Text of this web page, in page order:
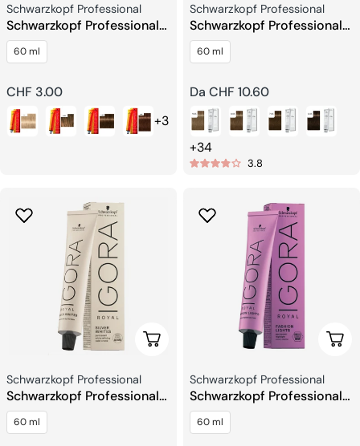
Venditore:
Schwarzkopf Professional
Schwarzkopf Professional
IGORA VIBRANCE Senza
Ammoniaca
60 ml
Prezzo
regolare
CHF 3.00
+3
Venditore:
Schwarzkopf Professional
Schwarzkopf Professional
TBH Naturale Colorazioni
Permanenti
60 ml
Prezzo
regolare
Da CHF 10.60
+34
3.8
Scegli Le Opzioni
Venditore:
Schwarzkopf Professional
Schwarzkopf Professional
IGORA ROYAL Silverwhites
Raffinazione Permanente
60 ml
Venditore:
Schwarzkopf Professional
Schwarzkopf Professional
Igora Royal Fashion Lights
Colore dei capelli
60 ml